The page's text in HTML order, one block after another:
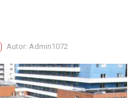
Autor: Admin1072